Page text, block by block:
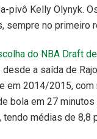
pivô Kelly Olynyk.
sempre no primeiro
do NBA Draft
desde a saída de
em 2014/2015,
bola em 27
tendo médias de 8,8